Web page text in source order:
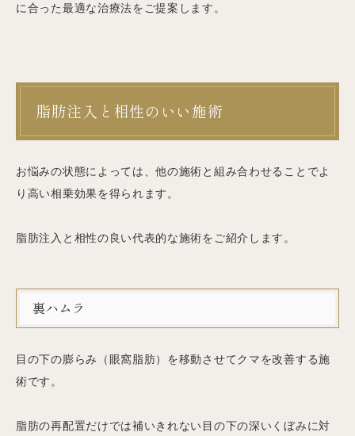
に合った最適な治療法をご提案します。
脂肪注入と相性のいい施術
お悩みの状態によっては、他の施術と組み合わせることでよ
り高い相乗効果を得られます。
脂肪注入と相性の良い代表的な施術をご紹介します。
裏ハムラ
目の下の膨らみ（眼窩脂肪）を移動させてクマを改善する施
術です。
脂肪の再配置だけでは補いきれない目の下の深いくぼみに対